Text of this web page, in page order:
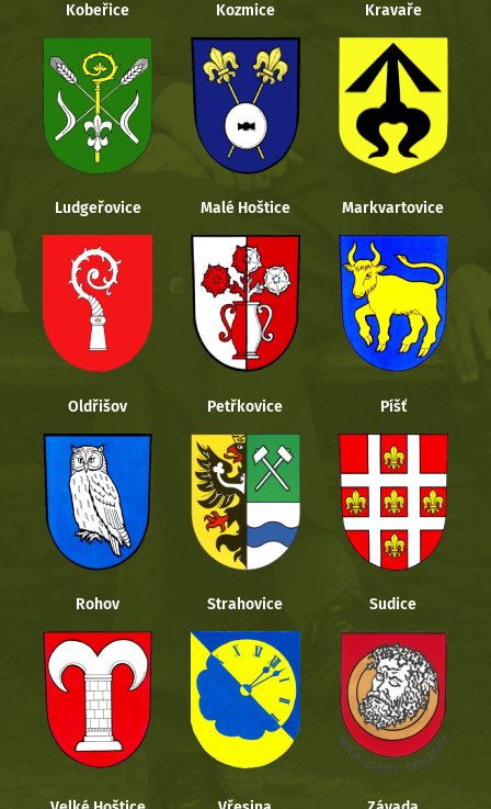
Kobeřice Kozmice Kravaře
Ludgeřovice Malé Hoštice Markvartovice
Oldřišov Petřkovice Píšť
Rohov Strahovice Sudice